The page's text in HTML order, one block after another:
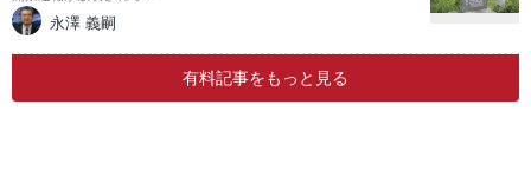
永澤 義嗣
有料記事をもっと見る